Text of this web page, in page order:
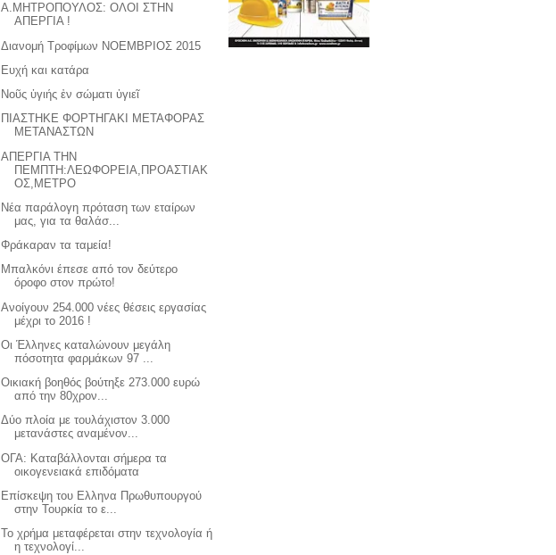
A.ΜΗΤΡΟΠΟΥΛΟΣ: ΟΛΟΙ ΣΤΗΝ
ΑΠΕΡΓΙΑ !
Διανομή Τροφίμων ΝΟΕΜΒΡΙΟΣ 2015
Ευχή και κατάρα
Νοῦς ὑγιής ἐν σώματι ὑγιεῖ
ΠΙΑΣΤΗΚΕ ΦΟΡΤΗΓΑΚΙ ΜΕΤΑΦΟΡΑΣ
ΜΕΤΑΝΑΣΤΩΝ
ΑΠΕΡΓΙΑ ΤΗΝ
ΠΕΜΠΤΗ:ΛΕΩΦΟΡΕΙΑ,ΠΡΟΑΣΤΙΑΚ
ΟΣ,ΜΕΤΡΟ
Νέα παράλογη πρόταση των εταίρων
μας, για τα θαλάσ...
Φράκαραν τα ταμεία!
Μπαλκόνι έπεσε από τον δεύτερο
όροφο στον πρώτο!
Ανοίγουν 254.000 νέες θέσεις εργασίας
μέχρι το 2016 !
Οι Έλληνες καταλώνουν μεγάλη
πόσοτητα φαρμάκων 97 ...
Οικιακή βοηθός βούτηξε 273.000 ευρώ
από την 80χρον...
Δύο πλοία με τουλάχιστον 3.000
μετανάστες αναμένον...
ΟΓΑ: Καταβάλλονται σήμερα τα
οικογενειακά επιδόματα
Επίσκεψη του Ελληνα Πρωθυπουργού
στην Τουρκία το ε...
Το χρήμα μεταφέρεται στην τεχνολογία ή
η τεχνολογί...